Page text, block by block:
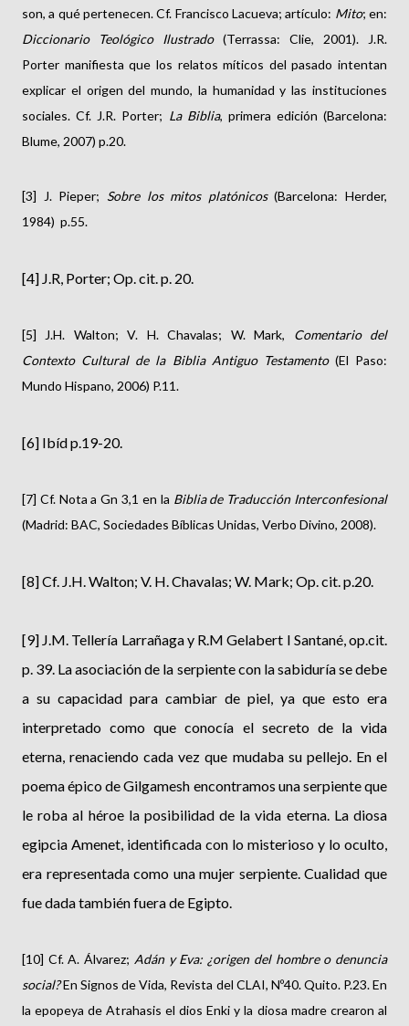
son, a qué pertenecen. Cf. Francisco Lacueva; artículo: Mito; en:
Diccionario Teológico Ilustrado(Terrassa: Clie, 2001). J.R.
Porter manifiesta que los relatos míticos del pasado intentan
explicar el origen del mundo, la humanidad y las instituciones
sociales. Cf. J.R. Porter; La Biblia, primera edición (Barcelona:
Blume, 2007) p.20.
[3] J. Pieper; Sobre los mitos platónicos(Barcelona: Herder,
1984) p.55.
[4] J.R, Porter; Op. cit. p. 20.
[5] J.H. Walton; V. H. Chavalas; W. Mark, Comentario del
Contexto Cultural de la Biblia Antiguo Testamento(El Paso:
Mundo Hispano, 2006) P.11.
[6] Ibíd p.19-20.
[7] Cf. Nota a Gn 3,1 en la Biblia de Traducción Interconfesional
(Madrid: BAC, Sociedades Bíblicas Unidas, Verbo Divino, 2008).
[8] Cf. J.H. Walton; V. H. Chavalas; W. Mark; Op. cit. p.20.
[9] J.M. Tellería Larrañaga y R.M Gelabert I Santané, op.cit.
p. 39. La asociación de la serpiente con la sabiduría se debe
a su capacidad para cambiar de piel, ya que esto era
interpretado como que conocía el secreto de la vida
eterna, renaciendo cada vez que mudaba su pellejo. En el
poema épico de Gilgamesh encontramos una serpiente que
le roba al héroe la posibilidad de la vida eterna. La diosa
egipcia Amenet, identificada con lo misterioso y lo oculto,
era representada como una mujer serpiente. Cualidad que
fue dada también fuera de Egipto.
[10] Cf. A. Álvarez; Adán y Eva: ¿origen del hombre o denuncia
social?En Signos de Vida, Revista del CLAI, Nº40. Quito. P.23. En
la epopeya de Atrahasis el dios Enki y la diosa madre crearon al